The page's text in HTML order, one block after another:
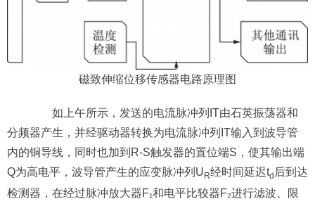
磁致伸缩位移传感器电路原理图
如上午所示，发送的电流脉冲列IT由石英振荡器和
分频器产生，并经驱动器转换为电流脉冲列IT输入到波导管
内的铜导线，同时也加到R-S触发器的置位端S，使其输出端
Q为高电平，波导管产生的应变脉冲列U R经时间延迟td 后到达
检测器，在经过脉冲放大器F₁和电平比较器F₂进行滤波、限